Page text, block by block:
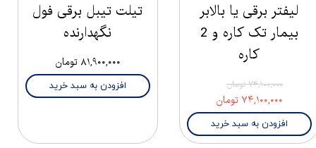
لیفتر برقی یا بالابر
بیمار تک کاره و 2
کاره
۷۴,۱۰۰,۰۰۰ تومان
۷۴,۱۰۰,۰۰۰ تومان
افزودن به سبد خرید
تیلت تیبل برقی فول
نگهدارنده
۸۱,۹۰۰,۰۰۰ تومان
افزودن به سبد خرید